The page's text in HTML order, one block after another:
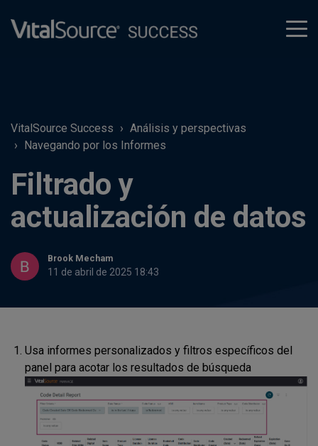
VitalSource Success
Análisis y perspectivas
Navegando por los Informes
Filtrado y
actualización de datos
Brook Mecham
11 de abril de 2025 18:43
Usa informes personalizados y filtros específicos del
panel para acotar los resultados de búsqueda